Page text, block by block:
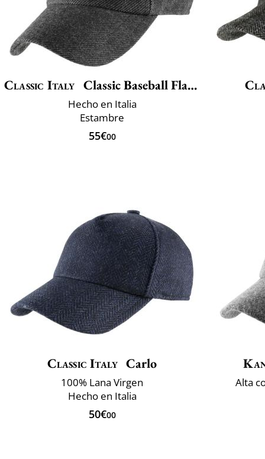
Classic Italy Classic Baseball Flanella
Hecho en Italia
Estambre
55€00
Classic Italy Carlo
100% Lana Virgen
Hecho en Italia
50€00
Alta